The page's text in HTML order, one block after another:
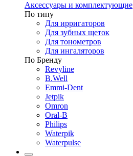
Аксессуары и комплектующие
По типу
Для ирригаторов
Для зубных щеток
Для тонометров
Для ингаляторов
По Бренду
Revyline
B.Well
Emmi-Dent
Jetpik
Omron
Oral-B
Philips
Waterpik
Waterpulse